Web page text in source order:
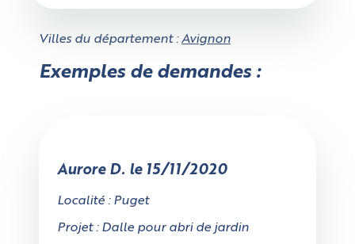
Calculateur de volume
Vérifier si le camion passe
votre devis est en train d'être calculé...
Villes du département :Avignon
Exemples de demandes :
Aurore D. le 15/11/2020
Localité : Puget
Projet : Dalle pour abri de jardin